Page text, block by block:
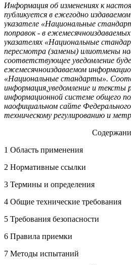
Информация об изменениях к
публикуется в ежегодно
указателе «Национальные
поправок - в
указателях «Национальные
пересмотра (замены) илиотмены
соответствующее уведомление
ежемесячноиздаваемом
«Национальные стандарты».
информация,уведомление и
информационной системе общего
наофициальном сайте
техническому регулированию и
1 Область применения
2 Нормативные ссылки
3 Термины и определения
4 Общие технические требования
5 Требования безопасности
6 Правила приемки
7 Методы испытаний